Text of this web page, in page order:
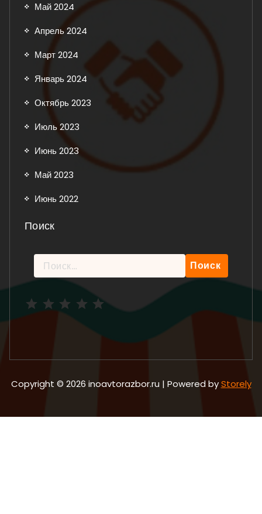
Май 2024
Апрель 2024
Март 2024
Январь 2024
Октябрь 2023
Июль 2023
Июнь 2023
Май 2023
Июнь 2022
Поиск
Найти:
Copyright © 2026 inoavtorazbor.ru | Powered byStorely